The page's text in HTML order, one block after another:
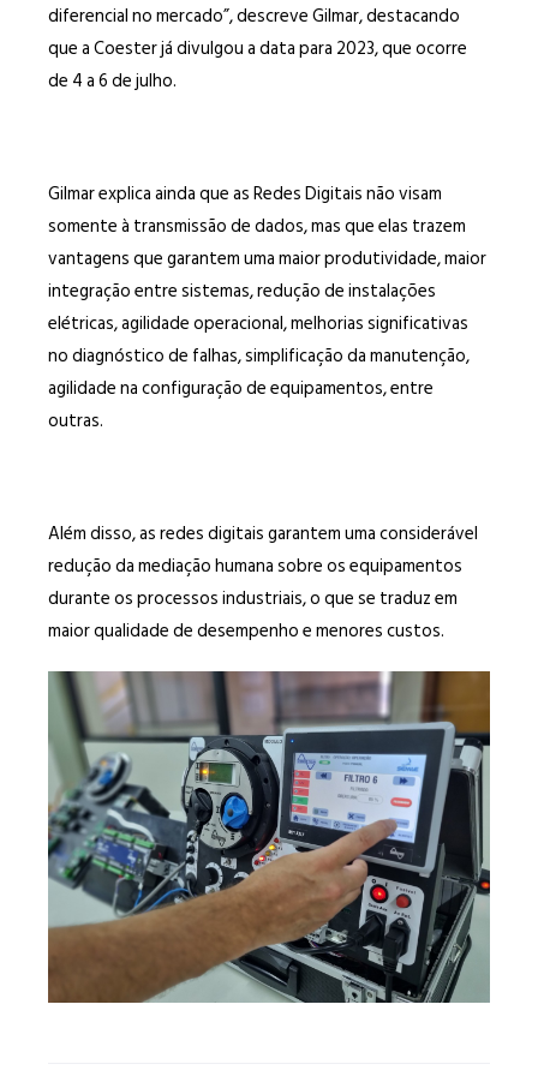
diferencial no mercado”, descreve Gilmar, destacando
que a Coester já divulgou a data para 2023, que ocorre
de 4 a 6 de julho.
Gilmar explica ainda que as Redes Digitais não visam
somente à transmissão de dados, mas que elas trazem
vantagens que garantem uma maior produtividade, maior
integração entre sistemas, redução de instalações
elétricas, agilidade operacional, melhorias significativas
no diagnóstico de falhas, simplificação da manutenção,
agilidade na configuração de equipamentos, entre
outras.
Além disso, as redes digitais garantem uma considerável
redução da mediação humana sobre os equipamentos
durante os processos industriais, o que se traduz em
maior qualidade de desempenho e menores custos.